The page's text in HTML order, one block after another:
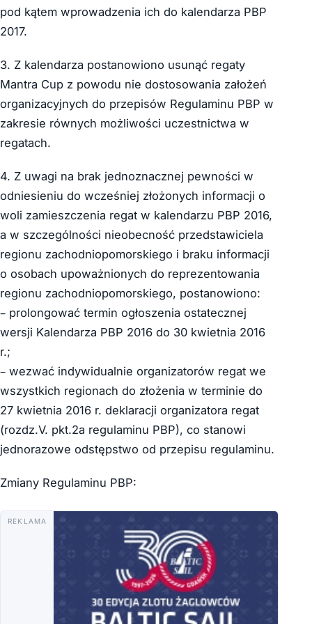
pod kątem wprowadzenia ich do kalendarza PBP
2017.
3. Z kalendarza postanowiono usunąć regaty
Mantra Cup z powodu nie dostosowania założeń
organizacyjnych do przepisów Regulaminu PBP w
zakresie równych możliwości uczestnictwa w
regatach.
4. Z uwagi na brak jednoznacznej pewności w
odniesieniu do wcześniej złożonych informacji o
woli zamieszczenia regat w kalendarzu PBP 2016,
a w szczególności nieobecność przedstawiciela
regionu zachodniopomorskiego i braku informacji
o osobach upoważnionych do reprezentowania
regionu zachodniopomorskiego, postanowiono:
– prolongować termin ogłoszenia ostatecznej
wersji Kalendarza PBP 2016 do 30 kwietnia 2016
r.;
– wezwać indywidualnie organizatorów regat we
wszystkich regionach do złożenia w terminie do
27 kwietnia 2016 r. deklaracji organizatora regat
(rozdz.V. pkt.2a regulaminu PBP), co stanowi
jednorazowe odstępstwo od przepisu regulaminu.
Zmiany Regulaminu PBP:
REKLAMA